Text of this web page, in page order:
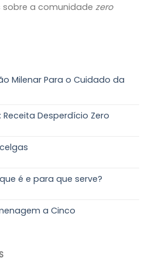
a comunidade zero
Milenar Para o Cuidado da
Desperdício Zero
é e para que serve?
a Cinco